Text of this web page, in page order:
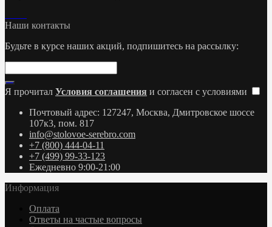
Наши контакты
Будьте в курсе наших акций, подпишитесь на рассылку:
Я прочитал Условия соглашения и согласен с условиями
Почтовый адрес: 127247, Москва, Дмитровское шоссе
107к3, пом. 817
info@stolovoe-serebro.com
+7 (800) 444-04-11
+7 (499) 99-33-123
Ежедневно 9:00-21:00
Информация
Оплата
Ответы на частые вопросы